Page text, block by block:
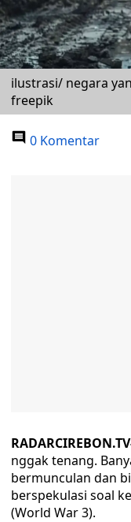
ilustrasi/ negara
freepik
0 Komentar
nggak tenang.
bermunculan dan
berspekulasi soal
(World War 3).